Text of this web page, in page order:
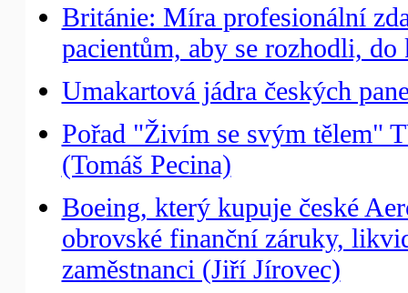
Británie: Míra profesionální
pacientům, aby se rozhodli,
Umakartová jádra českých
Pořad "Živím se svým tělem"
(Tomáš Pecina)
Boeing, který kupuje české
obrovské finanční záruky,
zaměstnanci (Jiří Jírovec)